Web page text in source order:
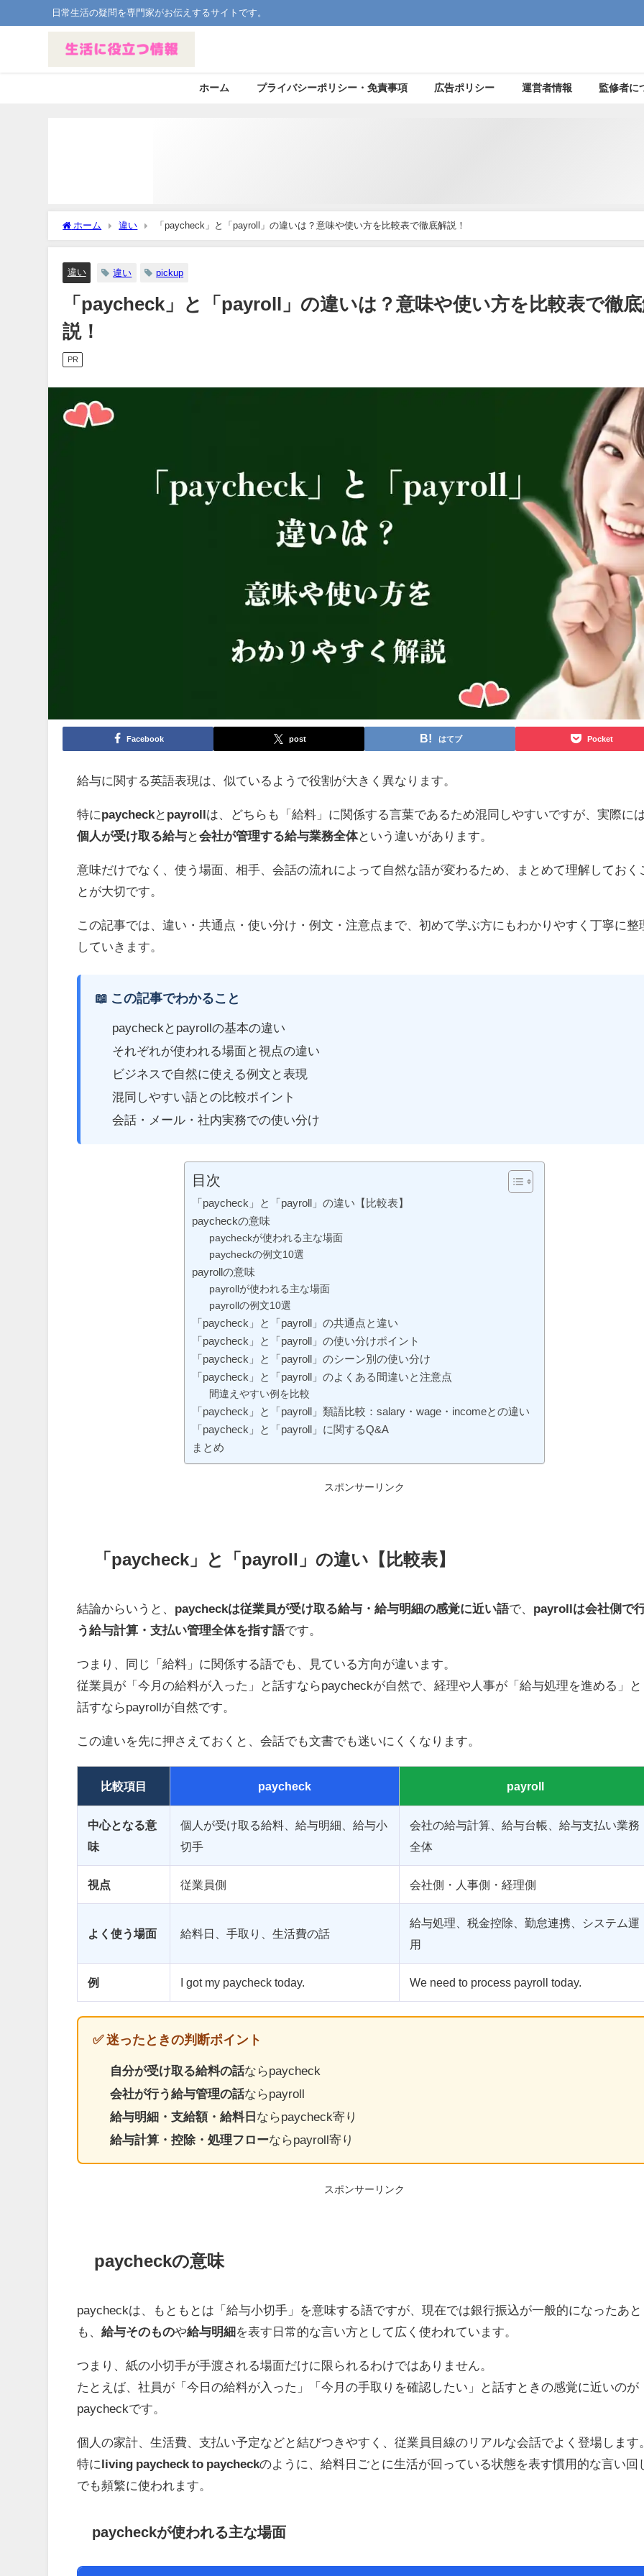
日常生活の疑問を専門家がお伝えするサイトです。
ホーム プライバシーポリシー・免責事項 広告ポリシー 運営者情報 監修者に
ホーム 違い 「paycheck」と「payroll」の違いは？意味や使い方を比較表で徹底解説！
違い 違い pickup
「paycheck」と「payroll」の違いは？意味や使い方を比較表で徹
説！
PR
Facebook post はてブ Pocket
給与に関する英語表現は、似ているようで役割が大きく異なります。
特にpaycheckと payrollは、どちらも「給料」に関係する言葉であるため混同しやすいですが、実際に
個人が受け取る給与と会社が管理する給与業務全体という違いがあります。
意味だけでなく、使う場面、相手、会話の流れによって自然な語が変わるため、まとめて理解しておく
とが大切です。
この記事では、違い・共通点・使い分け・例文・注意点まで、初めて学ぶ方にもわかりやすく丁寧に整
していきます。
📖 この記事でわかること
paycheckとpayrollの基本の違い
それぞれが使われる場面と視点の違い
ビジネスで自然に使える例文と表現
混同しやすい語との比較ポイント
会話・メール・社内実務での使い分け
目次
「paycheck」と「payroll」の違い【比較表】
paycheckの意味
paycheckが使われる主な場面
paycheckの例文10選
payrollの意味
payrollが使われる主な場面
payrollの例文10選
「paycheck」と「payroll」の共通点と違い
「paycheck」と「payroll」の使い分けポイント
「paycheck」と「payroll」のシーン別の使い分け
「paycheck」と「payroll」のよくある間違いと注意点
間違えやすい例を比較
「paycheck」と「payroll」類語比較：salary・wage・incomeとの違い
「paycheck」と「payroll」に関するQ&A
まとめ
スポンサーリンク
「paycheck」と「payroll」の違い【比較表】
結論からいうと、 paycheckは従業員が受け取る給与・給与明細の感覚に近い語で、 payrollは会社側で
う給与計算・支払い管理全体を指す語です。
つまり、同じ「給料」に関係する語でも、見ている方向が違います。
従業員が「今月の給料が入った」と話すならpaycheckが自然で、経理や人事が「給与処理を進める」と
話すならpayrollが自然です。
この違いを先に押さえておくと、会話でも文書でも迷いにくくなります。
比較項目 paycheck payroll
中心となる意
味
個人が受け取る給料、給与明細、給与小
切手
会社の給与計算、給与台帳、給与支払い業務
全体
視点 従業員側 会社側・人事側・経理側
よく使う場面 給料日、手取り、生活費の話
給与処理、税金控除、勤怠連携、システム運
用
例 I got my paycheck today. We need to process payroll today.
✅ 迷ったときの判断ポイント
自分が受け取る給料の話ならpaycheck
会社が行う給与管理の話ならpayroll
給与明細・支給額・給料日 ならpaycheck寄り
給与計算・控除・処理フローならpayroll寄り
スポンサーリンク
paycheckの意味
paycheckは、もともとは「給与小切手」を意味する語ですが、現在では銀行振込が一般的になったあと
も、給与そのものや給与明細を表す日常的な言い方として広く使われています。
つまり、紙の小切手が手渡される場面だけに限られるわけではありません。
たとえば、社員が「今日の給料が入った」「今月の手取りを確認したい」と話すときの感覚に近いのが
paycheckです。
個人の家計、生活費、支払い予定などと結びつきやすく、従業員目線のリアルな会話でよく登場します
特にliving paycheck to paycheckのように、給料日ごとに生活が回っている状態を表す慣用的な言い回
でも頻繁に使われます。
paycheckが使われる主な場面